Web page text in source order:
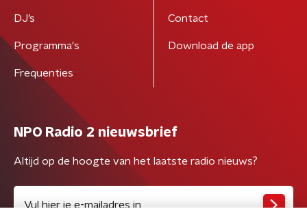
DJ’s
Programma's
Frequenties
Contact
Download de app
NPO Radio 2 nieuwsbrief
Altijd op de hoogte van het laatste radio nieuws?